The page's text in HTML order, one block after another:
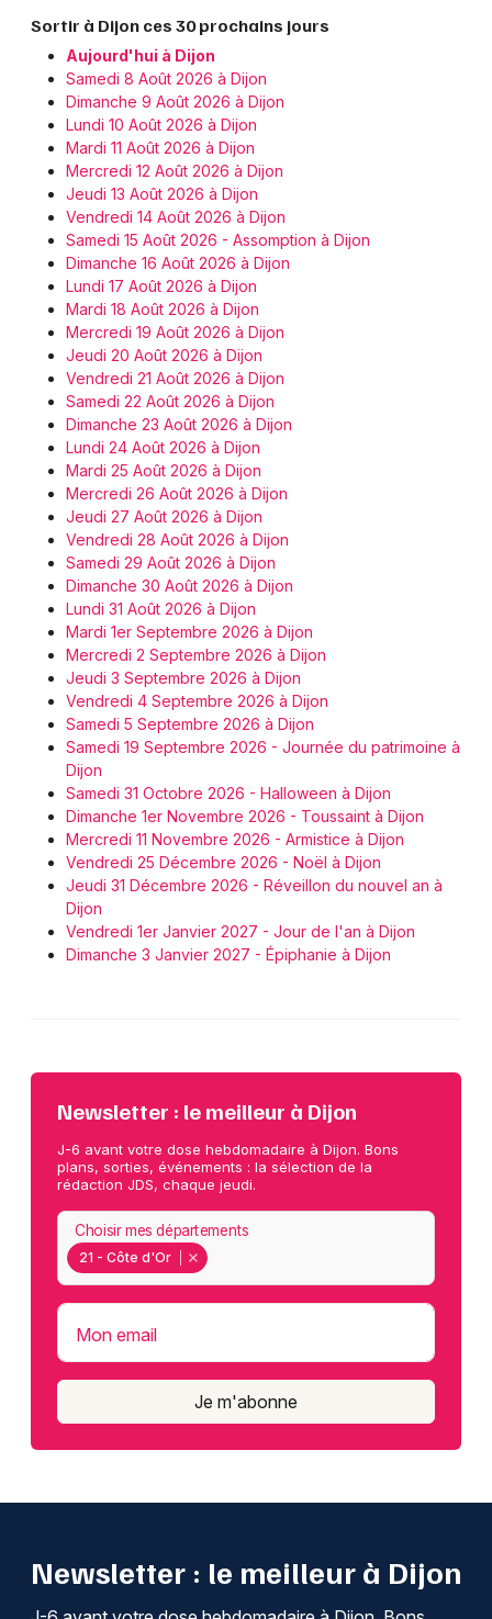
Sortir à Dijon ces 30 prochains jours
Aujourd'hui à Dijon
Samedi 8 Août 2026 à Dijon
Dimanche 9 Août 2026 à Dijon
Lundi 10 Août 2026 à Dijon
Mardi 11 Août 2026 à Dijon
Mercredi 12 Août 2026 à Dijon
Jeudi 13 Août 2026 à Dijon
Vendredi 14 Août 2026 à Dijon
Samedi 15 Août 2026 - Assomption à Dijon
Dimanche 16 Août 2026 à Dijon
Lundi 17 Août 2026 à Dijon
Mardi 18 Août 2026 à Dijon
Mercredi 19 Août 2026 à Dijon
Jeudi 20 Août 2026 à Dijon
Vendredi 21 Août 2026 à Dijon
Samedi 22 Août 2026 à Dijon
Dimanche 23 Août 2026 à Dijon
Lundi 24 Août 2026 à Dijon
Mardi 25 Août 2026 à Dijon
Mercredi 26 Août 2026 à Dijon
Jeudi 27 Août 2026 à Dijon
Vendredi 28 Août 2026 à Dijon
Samedi 29 Août 2026 à Dijon
Dimanche 30 Août 2026 à Dijon
Lundi 31 Août 2026 à Dijon
Mardi 1er Septembre 2026 à Dijon
Mercredi 2 Septembre 2026 à Dijon
Jeudi 3 Septembre 2026 à Dijon
Vendredi 4 Septembre 2026 à Dijon
Samedi 5 Septembre 2026 à Dijon
Samedi 19 Septembre 2026 - Journée du patrimoine à
Dijon
Samedi 31 Octobre 2026 - Halloween à Dijon
Dimanche 1er Novembre 2026 - Toussaint à Dijon
Mercredi 11 Novembre 2026 - Armistice à Dijon
Vendredi 25 Décembre 2026 - Noël à Dijon
Jeudi 31 Décembre 2026 - Réveillon du nouvel an à
Dijon
Vendredi 1er Janvier 2027 - Jour de l'an à Dijon
Dimanche 3 Janvier 2027 - Épiphanie à Dijon
Newsletter : le meilleur à Dijon
J-6 avant votre dose hebdomadaire à Dijon. Bons
plans, sorties, événements : la sélection de la
rédaction JDS, chaque jeudi.
21 - Côte d'Or
Choisir mes départements
Mon email
Je m'abonne
Newsletter : le meilleur à Dijon